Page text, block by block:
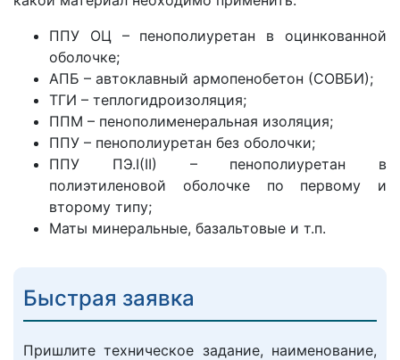
ППУ ОЦ – пенополиуретан в оцинкованной
оболочке;
АПБ – автоклавный армопенобетон (СОВБИ);
ТГИ – теплогидроизоляция;
ППМ – пенополименеральная изоляция;
ППУ – пенополиуретан без оболочки;
ППУ ПЭ.I(II) – пенополиуретан в
полиэтиленовой оболочке по первому и
второму типу;
Маты минеральные, базальтовые и т.п.
Быстрая заявка
Пришлите техническое задание, наименование,